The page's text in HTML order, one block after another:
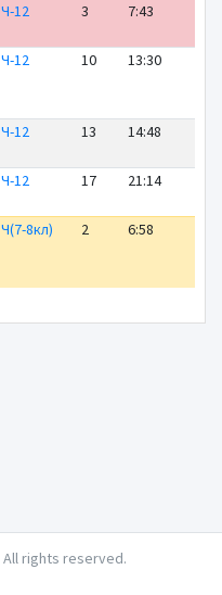
Ч-12 3 7:43
Ч-12 10 13:30
Ч-12 13 14:48
Ч-12 17 21:14
Ч(7-8кл) 2 6:58
All rights reserved.